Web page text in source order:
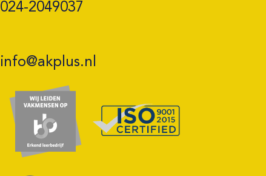
024-2049037
info@akplus.nl